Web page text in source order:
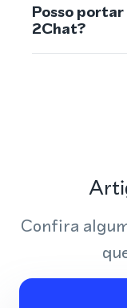
Posso
2Chat?
Confira